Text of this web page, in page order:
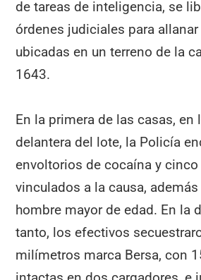
de tareas de inteligencia, se
órdenes judiciales para
ubicadas en un terreno de la
1643.
En la primera de las casas, en
delantera del lote, la Policía
envoltorios de cocaína y cinco
vinculados a la causa,
hombre mayor de edad. En la
tanto, los efectivos
milímetros marca Bersa, con